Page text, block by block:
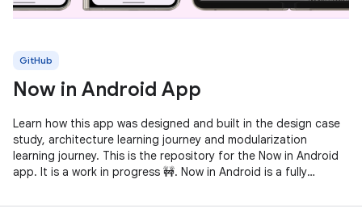
GitHub
Now in Android App
Learn how this app was designed and built in the design case
study, architecture learning journey and modularization
learning journey. This is the repository for the Now in Android
app. It is a work in progress 🚧. Now in Android is a fully